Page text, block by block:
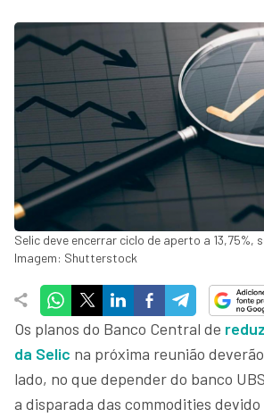
Selic deve encerrar ciclo de aperto a 13,75%,
Imagem: Shutterstock
Os planos do Banco Central de
da Selic na próxima reunião
lado, no que depender do banco
a disparada das commodities